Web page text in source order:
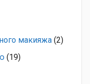
макияжа (2)
(19)